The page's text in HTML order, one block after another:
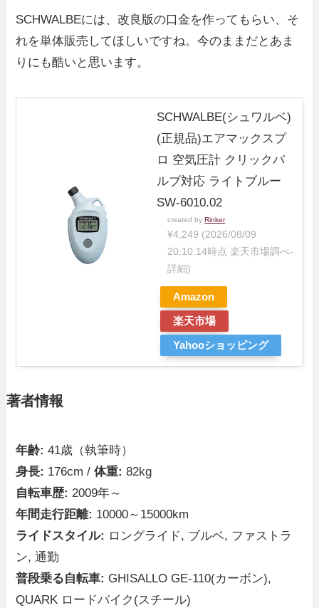
SCHWALBEには、改良版の口金を作ってもらい、そ
れを単体販売してほしいですね。今のままだとあま
りにも酷いと思います。
SCHWALBE(シュワルベ)
(正規品)エアマックスプ
ロ 空気圧計 クリックバ
ルブ対応 ライトブルー
SW-6010.02
created byRinker
¥4,249 (2026/08/09
20:10:14時点 楽天市場調べ-
詳細)
Amazon
楽天市場
Yahooショッピング
著者情報
年齢: 41歳（執筆時）
身長: 176cm /体重: 82kg
自転車歴: 2009年～
年間走行距離: 10000～15000km
ライドスタイル: ロングライド, ブルベ, ファストラ
ン, 通勤
普段乗る自転車: GHISALLO GE-110(カーボン),
QUARK ロードバイク(スチール)